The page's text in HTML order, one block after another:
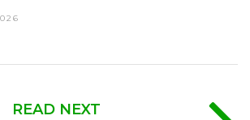
READ NEXT